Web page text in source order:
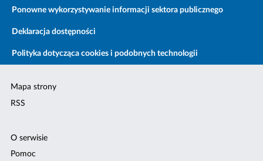
Ponowne wykorzystywanie informacji sektora publicznego
Deklaracja dostępności
Polityka dotycząca cookies i podobnych technologii
Mapa strony
RSS
O serwisie
Pomoc